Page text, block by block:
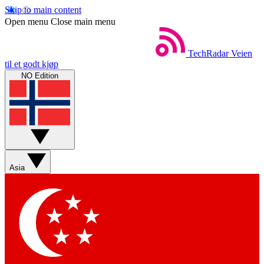
Skip to main content
Open menu Close main menu
TechRadar Veien
til et godt kjøp
NO Edition
Asia